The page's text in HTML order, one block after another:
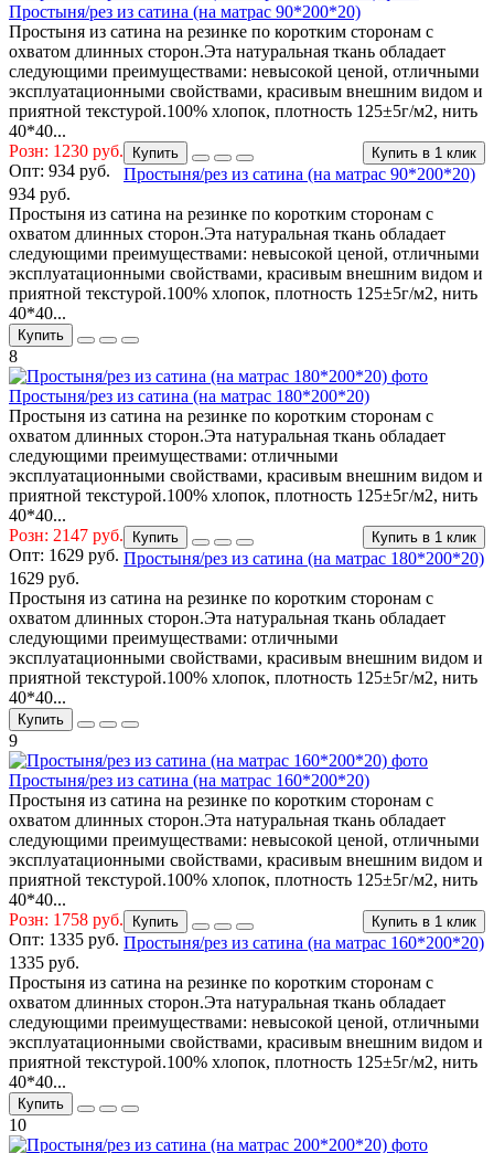
Простыня/рез из сатина (на матрас 90*200*20)
Простыня из сатина на резинке по коротким сторонам с
охватом длинных сторон.Эта натуральная ткань обладает
следующими преимуществами: невысокой ценой, отличными
эксплуатационными свойствами, красивым внешним видом и
приятной текстурой.100% хлопок, плотность 125±5г/м2, нить
40*40...
Розн: 1230 руб.
Опт: 934 руб.
Купить в 1 клик
Купить
Простыня/рез из сатина (на матрас 90*200*20)
934 руб.
Простыня из сатина на резинке по коротким сторонам с
охватом длинных сторон.Эта натуральная ткань обладает
следующими преимуществами: невысокой ценой, отличными
эксплуатационными свойствами, красивым внешним видом и
приятной текстурой.100% хлопок, плотность 125±5г/м2, нить
40*40...
Купить
8
Простыня/рез из сатина (на матрас 180*200*20)
Простыня из сатина на резинке по коротким сторонам с
охватом длинных сторон.Эта натуральная ткань обладает
следующими преимуществами: отличными
эксплуатационными свойствами, красивым внешним видом и
приятной текстурой.100% хлопок, плотность 125±5г/м2, нить
40*40...
Розн: 2147 руб.
Опт: 1629 руб.
Купить в 1 клик
Купить
Простыня/рез из сатина (на матрас 180*200*20)
1629 руб.
Простыня из сатина на резинке по коротким сторонам с
охватом длинных сторон.Эта натуральная ткань обладает
следующими преимуществами: отличными
эксплуатационными свойствами, красивым внешним видом и
приятной текстурой.100% хлопок, плотность 125±5г/м2, нить
40*40...
Купить
9
Простыня/рез из сатина (на матрас 160*200*20)
Простыня из сатина на резинке по коротким сторонам с
охватом длинных сторон.Эта натуральная ткань обладает
следующими преимуществами: невысокой ценой, отличными
эксплуатационными свойствами, красивым внешним видом и
приятной текстурой.100% хлопок, плотность 125±5г/м2, нить
40*40...
Розн: 1758 руб.
Опт: 1335 руб.
Купить в 1 клик
Купить
Простыня/рез из сатина (на матрас 160*200*20)
1335 руб.
Простыня из сатина на резинке по коротким сторонам с
охватом длинных сторон.Эта натуральная ткань обладает
следующими преимуществами: невысокой ценой, отличными
эксплуатационными свойствами, красивым внешним видом и
приятной текстурой.100% хлопок, плотность 125±5г/м2, нить
40*40...
Купить
10